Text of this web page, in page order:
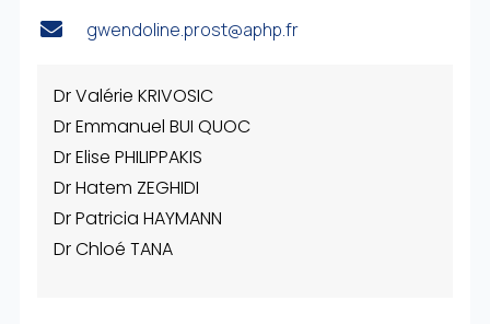
gwendoline.prost@aphp.fr
Dr Valérie KRIVOSIC
Dr Emmanuel BUI QUOC
Dr Elise PHILIPPAKIS
Dr Hatem ZEGHIDI
Dr Patricia HAYMANN
Dr Chloé TANA